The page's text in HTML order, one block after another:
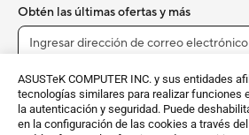
ASUSTeK COMPUTER INC. y sus entidades
tecnologías similares para realizar funciones
la autenticación y seguridad. Puede
en la configuración de las cookies a través
Obtén las últimas ofertas y más